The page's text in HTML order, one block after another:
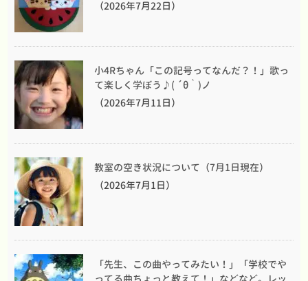
（2026年7月22日）
小4Rちゃん「この記号ってなんだ？！」歌っ
て楽しく学ぼう♪( ´θ｀)ノ
（2026年7月11日）
教室の空き状況について（7月1日現在）
（2026年7月1日）
「先生、この曲やってみたい！」「学校でや